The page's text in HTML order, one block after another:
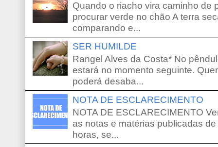
Quando o riacho vira caminho de
procurar verde no chão A terra
comparando e...
SER HUMILDE
Rangel Alves da Costa* No
estará no momento seguinte.
poderá desaba...
NOTA DE ESCLARECIMENTO
NOTA DE ESCLARECIMENTO
as notas e matérias publicadas
horas, se...